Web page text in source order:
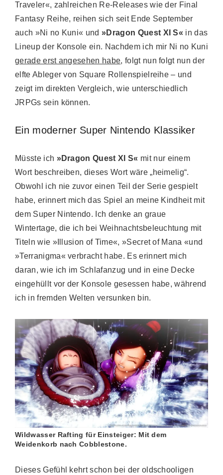
Traveler«, zahlreichen Re-Releases wie der Final
Fantasy Reihe, reihen sich seit Ende September
auch »Ni no Kuni« und»Dragon Quest XI S« in das
Lineup der Konsole ein. Nachdem ich mir Ni no Kuni
gerade erst angesehen habe, folgt nun folgt nun der
elfte Ableger von Square Rollenspielreihe – und
zeigt im direkten Vergleich, wie unterschiedlich
JRPGs sein können.
Ein moderner Super Nintendo Klassiker
Müsste ich »Dragon Quest XI S« mit nur einem
Wort beschreiben, dieses Wort wäre „heimelig“.
Obwohl ich nie zuvor einen Teil der Serie gespielt
habe, erinnert mich das Spiel an meine Kindheit mit
dem Super Nintendo. Ich denke an graue
Wintertage, die ich bei Weihnachtsbeleuchtung mit
Titeln wie »Illusion of Time«, »Secret of Mana «und
»Terranigma« verbracht habe. Es erinnert mich
daran, wie ich im Schlafanzug und in eine Decke
eingehüllt vor der Konsole gesessen habe, während
ich in fremden Welten versunken bin.
Wildwasser Rafting für Einsteiger: Mit dem
Weidenkorb nach Cobblestone.
Dieses Gefühl kehrt schon bei der oldschooligen